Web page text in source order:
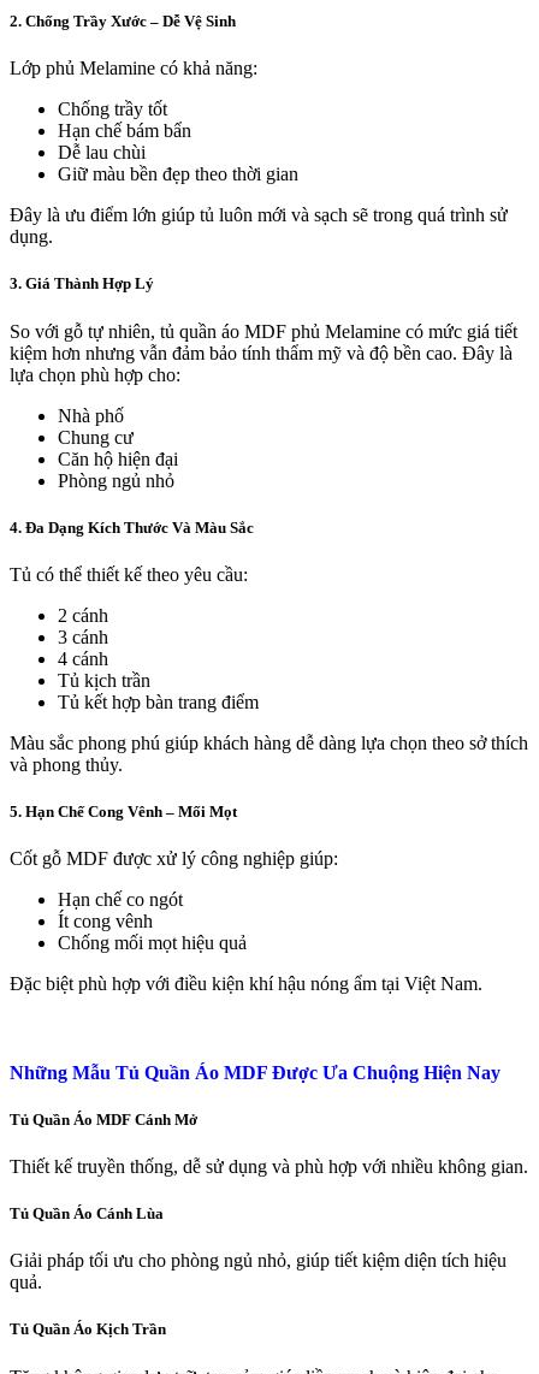
2. Chống Trầy Xước – Dễ Vệ Sinh
Lớp phủ Melamine có khả năng:
Chống trầy tốt
Hạn chế bám bẩn
Dễ lau chùi
Giữ màu bền đẹp theo thời gian
Đây là ưu điểm lớn giúp tủ luôn mới và sạch sẽ trong quá trình sử
dụng.
3. Giá Thành Hợp Lý
So với gỗ tự nhiên, tủ quần áo MDF phủ Melamine có mức giá tiết
kiệm hơn nhưng vẫn đảm bảo tính thẩm mỹ và độ bền cao. Đây là
lựa chọn phù hợp cho:
Nhà phố
Chung cư
Căn hộ hiện đại
Phòng ngủ nhỏ
4. Đa Dạng Kích Thước Và Màu Sắc
Tủ có thể thiết kế theo yêu cầu:
2 cánh
3 cánh
4 cánh
Tủ kịch trần
Tủ kết hợp bàn trang điểm
Màu sắc phong phú giúp khách hàng dễ dàng lựa chọn theo sở thích
và phong thủy.
5. Hạn Chế Cong Vênh – Mối Mọt
Cốt gỗ MDF được xử lý công nghiệp giúp:
Hạn chế co ngót
Ít cong vênh
Chống mối mọt hiệu quả
Đặc biệt phù hợp với điều kiện khí hậu nóng ẩm tại Việt Nam.
Những Mẫu Tủ Quần Áo MDF Được Ưa Chuộng Hiện Nay
Tủ Quần Áo MDF Cánh Mở
Thiết kế truyền thống, dễ sử dụng và phù hợp với nhiều không gian.
Tủ Quần Áo Cánh Lùa
Giải pháp tối ưu cho phòng ngủ nhỏ, giúp tiết kiệm diện tích hiệu
quả.
Tủ Quần Áo Kịch Trần